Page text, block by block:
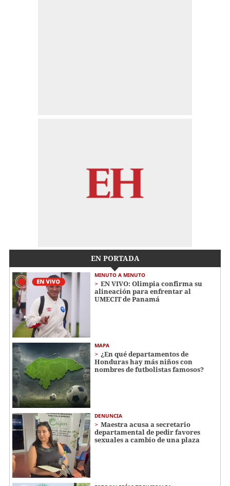
EN PORTADA
MINUTO A MINUTO
EN VIVO: Olimpia confirma su
alineación para enfrentar al
UMECIT de Panamá
MAPA
¿En qué departamentos de
Honduras hay más niños con
nombres de futbolistas famosos?
DENUNCIA
Maestra acusa a secretario
departamental de pedir favores
sexuales a cambio de una plaza